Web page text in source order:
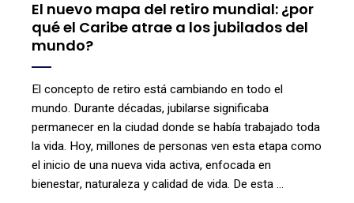
El nuevo mapa del retiro mundial: ¿por
qué el Caribe atrae a los jubilados del
mundo?
El concepto de retiro está cambiando en todo el
mundo. Durante décadas, jubilarse significaba
permanecer en la ciudad donde se había trabajado toda
la vida. Hoy, millones de personas ven esta etapa como
el inicio de una nueva vida activa, enfocada en
bienestar, naturaleza y calidad de vida. De esta …